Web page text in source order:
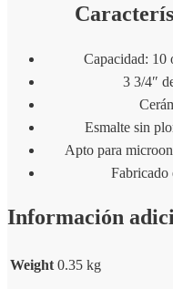
Capacidad: 10
3 3/4″
Esmalte sin
Apto para
Fabricado
Información
Weight 0.35 kg